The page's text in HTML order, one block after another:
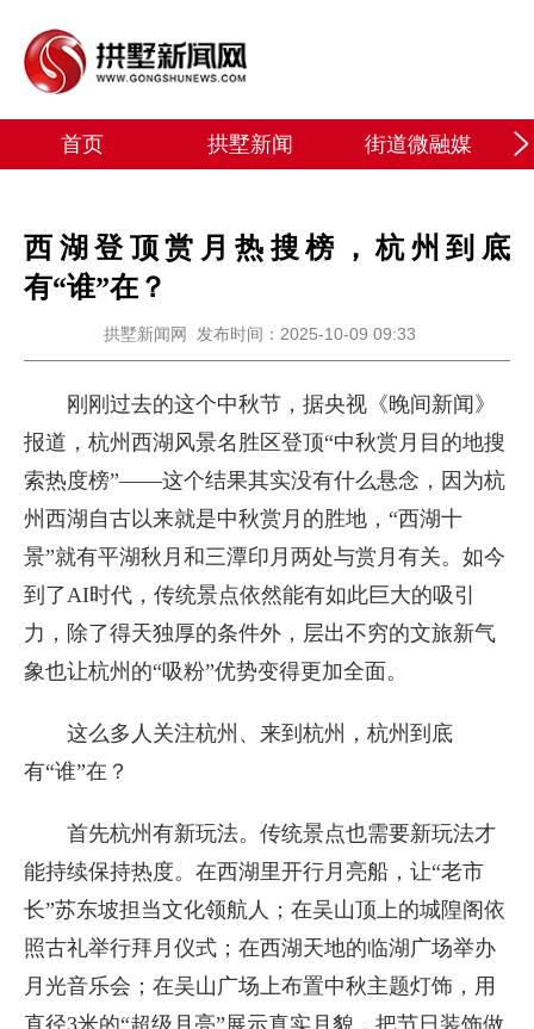
首页 拱墅新闻 街道微融媒
西湖登顶赏月热搜榜，杭州到底
有“谁”在？
拱墅新闻网 发布时间：2025-10-09 09:33
刚刚过去的这个中秋节，据央视《晚间新闻》
报道，杭州西湖风景名胜区登顶“中秋赏月目的地搜
索热度榜”——这个结果其实没有什么悬念，因为杭
州西湖自古以来就是中秋赏月的胜地，“西湖十
景”就有平湖秋月和三潭印月两处与赏月有关。如今
到了AI时代，传统景点依然能有如此巨大的吸引
力，除了得天独厚的条件外，层出不穷的文旅新气
象也让杭州的“吸粉”优势变得更加全面。
这么多人关注杭州、来到杭州，杭州到底
有“谁”在？
首先杭州有新玩法。传统景点也需要新玩法才
能持续保持热度。在西湖里开行月亮船，让“老市
长”苏东坡担当文化领航人；在吴山顶上的城隍阁依
照古礼举行拜月仪式；在西湖天地的临湖广场举办
月光音乐会；在吴山广场上布置中秋主题灯饰，用
直径3米的“超级月亮”展示真实月貌，把节日装饰做